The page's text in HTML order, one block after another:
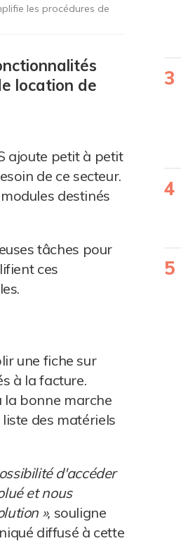
les procédures de
location de
ajoute petit à petit
de ce secteur.
destinés
tâches pour
ces
une fiche sur
à la facture.
la bonne marche
des matériels
d'accéder
et nous
», souligne
diffusé à cette